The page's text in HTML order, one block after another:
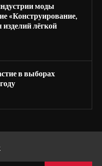
моды
«Конструирование,
лёгкой
в выборах